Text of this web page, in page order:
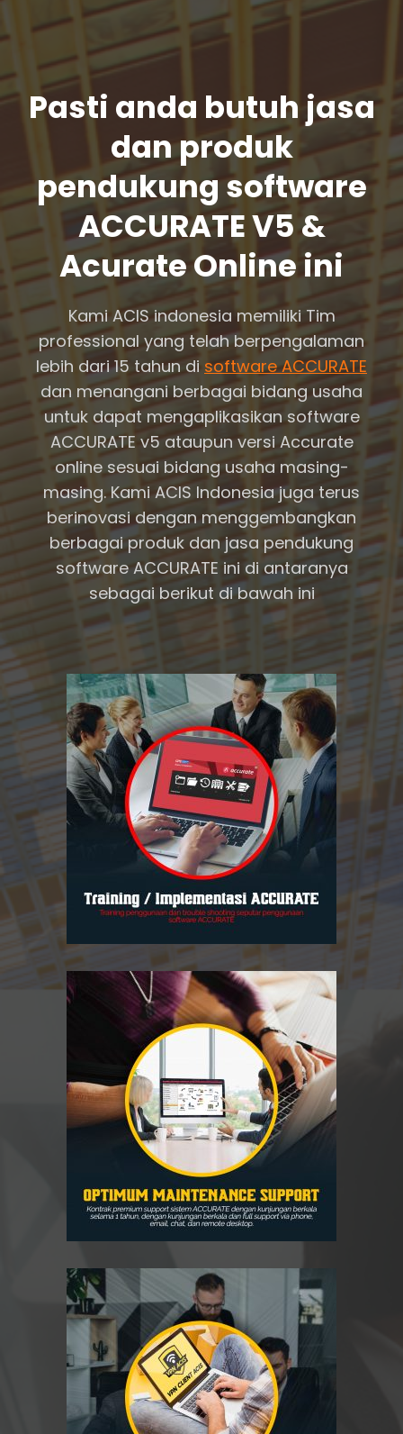
Pasti anda butuh jasa
dan produk
pendukung software
ACCURATE V5 &
Acurate Online ini
Kami ACIS indonesia memiliki Tim
professional yang telah berpengalaman
lebih dari 15 tahun di software ACCURATE
dan menangani berbagai bidang usaha
untuk dapat mengaplikasikan software
ACCURATE v5 ataupun versi Accurate
online sesuai bidang usaha masing-
masing. Kami ACIS Indonesia juga terus
berinovasi dengan menggembangkan
berbagai produk dan jasa pendukung
software ACCURATE ini di antaranya
sebagai berikut di bawah ini